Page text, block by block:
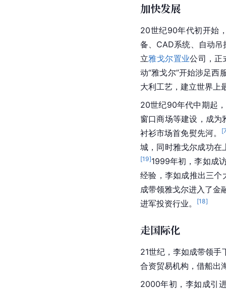
加快发展
20世纪90年代初开始
备、CAD系统、自动
立雅戈尔置业公司，正
动“雅戈尔”开始涉足西
大利工艺，建立世界上
20世纪90年代中期起
窗口商场等建设，成为
衬衫市场首免熨先河。
[
城，同时雅戈尔成功在
[19]1999年初，李如成
经验，李如成推出三个
成带领雅戈尔进入了金
进军投资行业。
[18]
走国际化
21世纪，李如成带领手
合资贸易机构，借船出
2000年初，李如成引